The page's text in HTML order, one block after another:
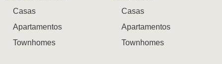
Casas
Apartamentos
Townhomes
Casas
Apartamentos
Townhomes